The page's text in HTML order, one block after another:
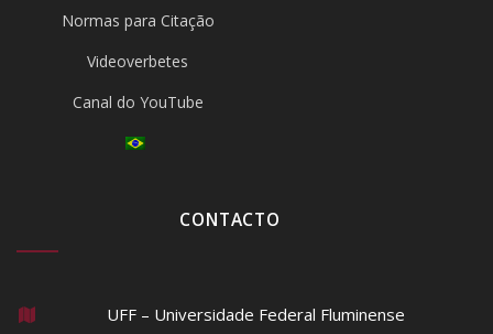
Normas para Citação
Videoverbetes
Canal do YouTube
CONTACTO
UFF – Universidade Federal Fluminense